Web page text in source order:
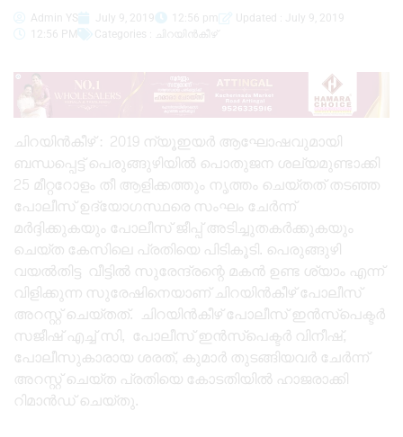
Admin YS July 9, 2019 12:56 pm
Updated : July 9, 2019
12:56 PM
Categories : ചിറയിൻകീഴ്
ചിറയിൻകീഴ് : 2019 ന്യൂഇയർ ആഘോഷവുമായി
ബന്ധപ്പെട്ട് പെരുങ്ങുഴിയിൽ പൊതുജന ശല്യമുണ്ടാക്കി
25 മീറ്ററോളം തീ ആളിക്കത്തും നൃത്തം ചെയ്തത് തടഞ്ഞ
പോലീസ് ഉദ്യോഗസ്ഥരെ സംഘം ചേർന്ന്
മർദ്ദിക്കുകയും പോലീസ് ജീപ്പ് അടിച്ചുതകർക്കുകയും
ചെയ്ത കേസിലെ പ്രതിയെ പിടികൂടി. പെരുങ്ങുഴി
വയൽതിട്ട വീട്ടിൽ സുരേന്ദ്രന്റെ മകൻ ഉണ്ട ശ്യാം എന്ന്
വിളിക്കുന്ന സുരേഷിനെയാണ് ചിറയിൻകീഴ് പോലീസ്
അറസ്റ്റ് ചെയ്തത്. ചിറയിൻകീഴ് പോലീസ് ഇൻസ്പെക്ടർ
സജീഷ് എച്ച് സി, പോലീസ് ഇൻസ്പെക്ടർ വിനീഷ്,
പോലീസുകാരായ ശരത്, കുമാർ തുടങ്ങിയവർ ചേർന്ന്
അറസ്റ്റ് ചെയ്ത പ്രതിയെ കോടതിയിൽ ഹാജരാക്കി
റിമാൻഡ് ചെയ്തു.